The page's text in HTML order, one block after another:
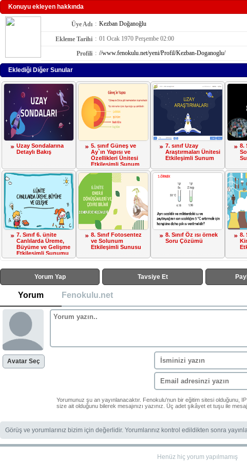
Konuyu ekleyen hakkında
Üye Adı : Kezban Doğanoğlu
Ekleme Tarihi : 01 Ocak 1970 Perşembe 02:00
Profili : //www.fenokulu.net/yeni/Profil/Kezban-Doganoglu/
Eklediği Diğer Sunular
Uzay Sondalarına
Detaylı Bakış
5. sınıf Güneş ve
Ay`ın Yapısı ve
Özellikleri Ünitesi
Etkileşimli Sunum
7. sınıf Uzay
Araştırmaları Ünitesi
Etkileşimli Sunum
8.
7. Sınıf 6. ünite
Canlılarda Üreme,
Büyüme ve Gelişme
Etkileşimli Sunumu
8. Sınıf Fotosentez
ve Solunum
Etkileşimli Sunusu
8. Sınıf Öz ısı örnek
Soru Çözümü
8.
Yorum Yap Tavsiye Et
Yorum Fenokulu.net
Avatar Seç
Yorumunuz şu an yayınlanacaktır. Fenokulu'nun bir eğitim sitesi olduğunu,
size ait olduğunu bilerek mesajınızı yazınız. Üç adet şikâyet et tuşu ile
Görüş ve yorumlarınız bizim için değerlidir. Yorumlarınız kontrol edildikten sonra
Henüz hiç yorum yapılmamış